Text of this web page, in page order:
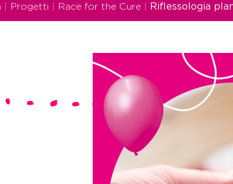
Progetti Race for the Cure Riflessologia